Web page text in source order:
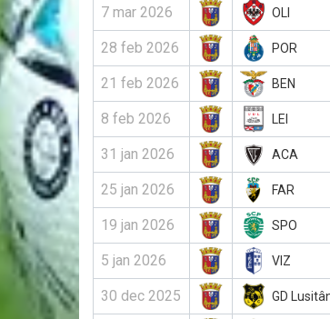
7 mar 2026 OLI
28 feb 2026 POR
21 feb 2026 BEN
8 feb 2026 LEI
31 jan 2026 ACA
25 jan 2026 FAR
19 jan 2026 SPO
5 jan 2026 VIZ
30 dec 2025 GD